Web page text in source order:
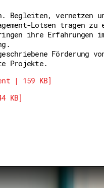
dich schlau
Pakt
in Hessen
und
+
& Fortbildung
Begleiten, vernetzen
Lotsen tragen
ihre Erfahrungen
Förderung
Projekte.
| 159 KB]
KB]